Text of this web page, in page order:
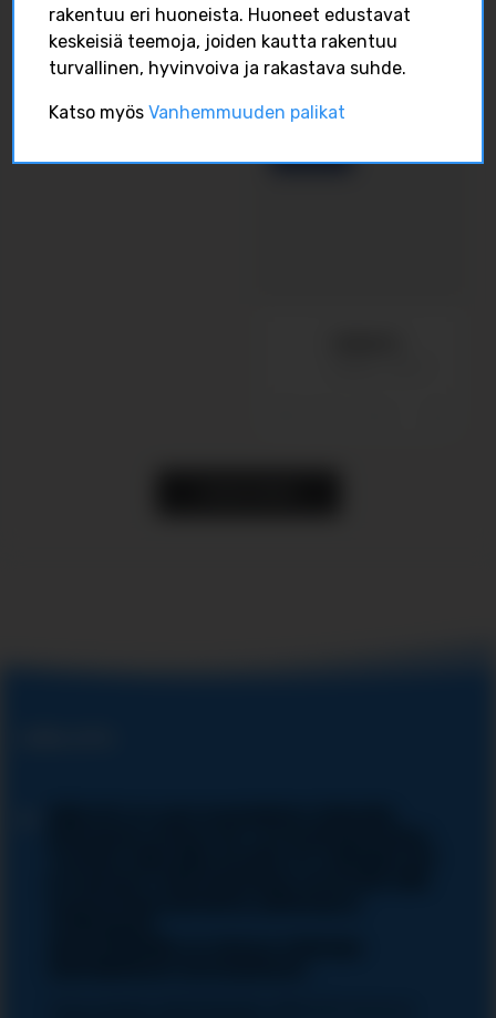
rakentuu eri huoneista. Huoneet edustavat
keskeisiä teemoja, joiden kautta rakentuu
turvallinen, hyvinvoiva ja rakastava suhde.
Katso myösVanhemmuuden palikat
Isilleinfo
isilleinfo Dec 31
Isilleinfo